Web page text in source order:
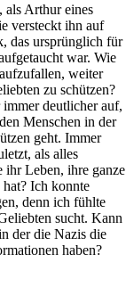
Arthur eines
versteckt ihn auf
das ursprünglich für
war. Wie
weiter
zu schützen?
deutlicher auf,
Menschen in der
geht. Immer
als alles
ihr Leben, ihre ganze
Ich konnte
denn ich fühlte
sucht. Kann
der die Nazis die
haben?